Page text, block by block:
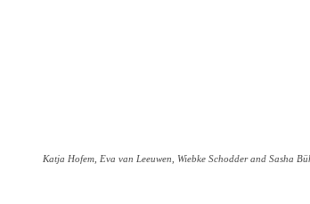
Katja Hofem, Eva van Leeuwen, Wiebke Schodder and Sasha